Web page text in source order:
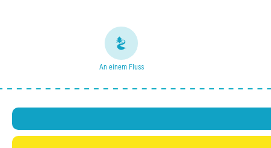
An einem Fluss